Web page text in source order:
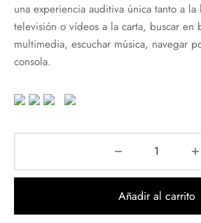
una experiencia auditiva única tanto a
televisión o vídeos a la carta, buscar en
multimedia, escuchar música, navegar
consola.
Añadir al carrito